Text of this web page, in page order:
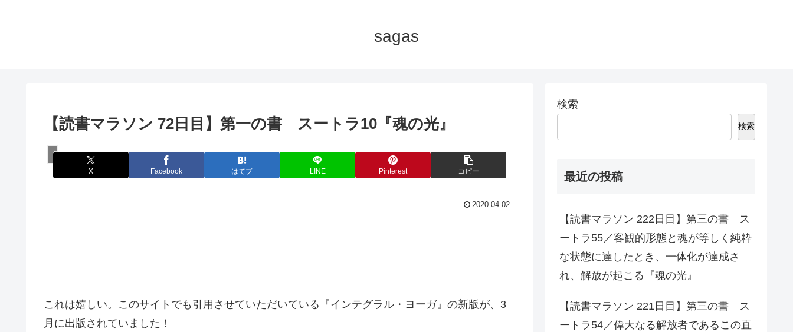
sagas
【読書マラソン 72日目】第一の書 スートラ10『魂の光』
毎日秘教本！アリス・ベイリー読書マラソン
X Facebook はてブ LINE Pinterest コピー
2020.04.02
これは嬉しい。このサイトでも引用させていただいている『インテグラル・ヨーガ』の新版が、3
月に出版されていました！
検索
検索
最近の投稿
【読書マラソン 222日目】第三の書 ス
ートラ55／客観的形態と魂が等しく純粋
な状態に達したとき、一体化が達成さ
れ、解放が起こる『魂の光』
【読書マラソン 221日目】第三の書 ス
ートラ54／偉大なる解放者であるこの直